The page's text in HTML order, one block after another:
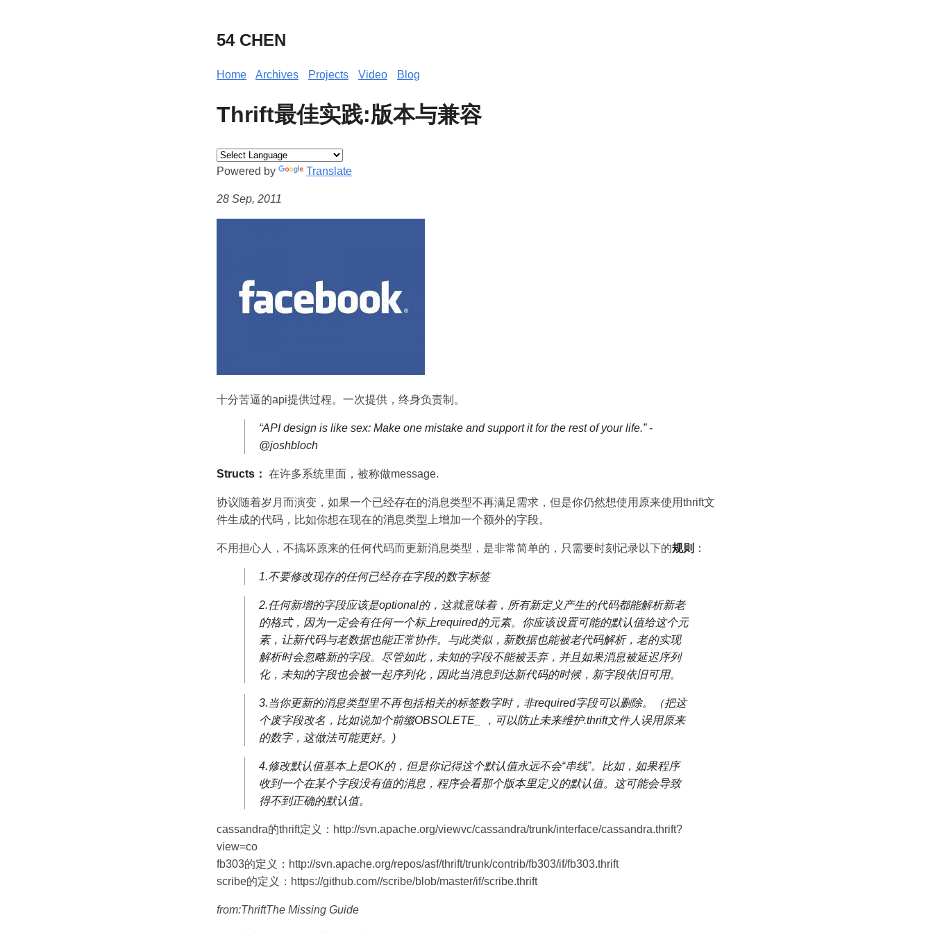
54 CHEN
Home Archives Projects Video Blog
Thrift最佳实践:版本与兼容
Powered by Translate
28 Sep, 2011
十分苦逼的api提供过程。一次提供，终身负责制。
“API design is like sex: Make one mistake and support it for the rest of your life.” -
@joshbloch
Structs： 在许多系统里面，被称做message.
协议随着岁月而演变，如果一个已经存在的消息类型不再满足需求，但是你仍然想使用原来使用thrift文
件生成的代码，比如你想在现在的消息类型上增加一个额外的字段。
不用担心人，不搞坏原来的任何代码而更新消息类型，是非常简单的，只需要时刻记录以下的规则 ：
1.不要修改现存的任何已经存在字段的数字标签
2.任何新增的字段应该是optional的，这就意味着，所有新定义产生的代码都能解析新老
的格式，因为一定会有任何一个标上required的元素。你应该设置可能的默认值给这个元
素，让新代码与老数据也能正常协作。与此类似，新数据也能被老代码解析，老的实现
解析时会忽略新的字段。尽管如此，未知的字段不能被丢弃，并且如果消息被延迟序列
化，未知的字段也会被一起序列化，因此当消息到达新代码的时候，新字段依旧可用。
3.当你更新的消息类型里不再包括相关的标签数字时，非required字段可以删除。（把这
个废字段改名，比如说加个前缀OBSOLETE_ ，可以防止未来维护.thrift文件人误用原来
的数字，这做法可能更好。)
4.修改默认值基本上是OK的，但是你记得这个默认值永远不会“串线”。比如，如果程序
收到一个在某个字段没有值的消息，程序会看那个版本里定义的默认值。这可能会导致
得不到正确的默认值。
cassandra的thrift定义：http://svn.apache.org/viewvc/cassandra/trunk/interface/cassandra.thrift?
view=co
fb303的定义：http://svn.apache.org/repos/asf/thrift/trunk/contrib/fb303/if/fb303.thrift
scribe的定义：https://github.com//scribe/blob/master/if/scribe.thrift
from:ThriftThe Missing Guide